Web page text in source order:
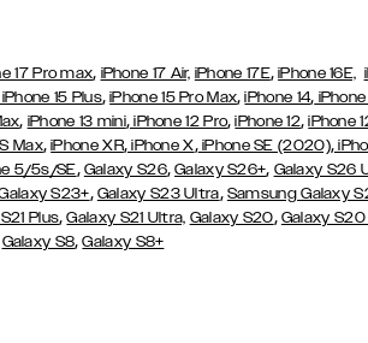
17 Pro max, iPhone 17 Air, iPhone 17E,iPhone 16E,
iPhone 15 Plus,iPhone 15 Pro Max,iPhone 14, iPhone
, iPhone 13 mini,iPhone 12 Pro,iPhone 12,iPhone
Max,iPhone XR,iPhone X,iPhone SE (2020),
5/5s/SE, Galaxy S26,Galaxy S26+, Galaxy S26
S23+, Galaxy S23 Ultra, Samsung Galaxy
Plus,Galaxy S21 Ultra, Galaxy S20, Galaxy S20
Galaxy S8,Galaxy S8+